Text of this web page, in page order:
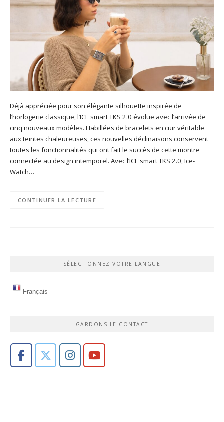
Déjà appréciée pour son élégante silhouette inspirée de
l’horlogerie classique, l’ICE smart TKS 2.0 évolue avec l’arrivée de
cinq nouveaux modèles. Habillées de bracelets en cuir véritable
aux teintes chaleureuses, ces nouvelles déclinaisons conservent
toutes les fonctionnalités qui ont fait le succès de cette montre
connectée au design intemporel. Avec l’ICE smart TKS 2.0, Ice-
Watch…
CONTINUER LA LECTURE
SÉLECTIONNEZ VOTRE LANGUE
Français
GARDONS LE CONTACT